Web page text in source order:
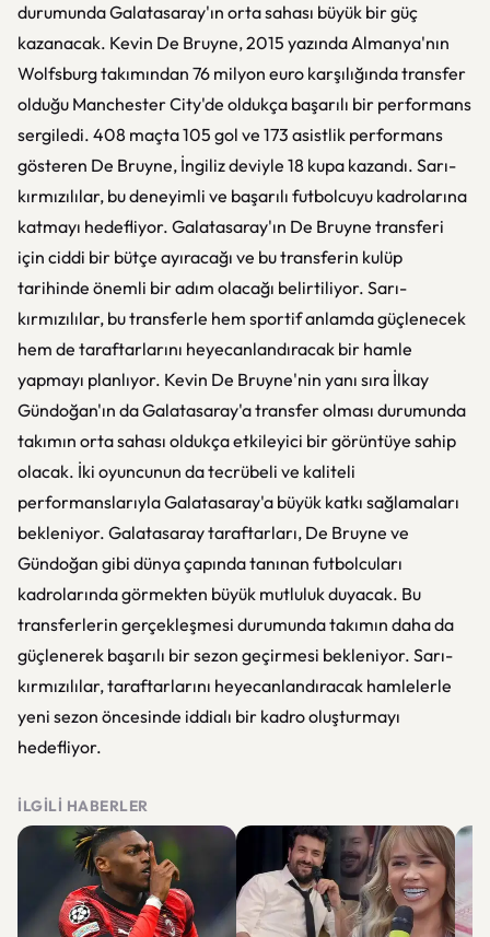
durumunda Galatasaray'ın orta sahası büyük bir güç
kazanacak. Kevin De Bruyne, 2015 yazında Almanya'nın
Wolfsburg takımından 76 milyon euro karşılığında transfer
olduğu Manchester City'de oldukça başarılı bir performans
sergiledi. 408 maçta 105 gol ve 173 asistlik performans
gösteren De Bruyne, İngiliz deviyle 18 kupa kazandı. Sarı-
kırmızılılar, bu deneyimli ve başarılı futbolcuyu kadrolarına
katmayı hedefliyor. Galatasaray'ın De Bruyne transferi
için ciddi bir bütçe ayıracağı ve bu transferin kulüp
tarihinde önemli bir adım olacağı belirtiliyor. Sarı-
kırmızılılar, bu transferle hem sportif anlamda güçlenecek
hem de taraftarlarını heyecanlandıracak bir hamle
yapmayı planlıyor. Kevin De Bruyne'nin yanı sıra İlkay
Gündoğan'ın da Galatasaray'a transfer olması durumunda
takımın orta sahası oldukça etkileyici bir görüntüye sahip
olacak. İki oyuncunun da tecrübeli ve kaliteli
performanslarıyla Galatasaray'a büyük katkı sağlamaları
bekleniyor. Galatasaray taraftarları, De Bruyne ve
Gündoğan gibi dünya çapında tanınan futbolcuları
kadrolarında görmekten büyük mutluluk duyacak. Bu
transferlerin gerçekleşmesi durumunda takımın daha da
güçlenerek başarılı bir sezon geçirmesi bekleniyor. Sarı-
kırmızılılar, taraftarlarını heyecanlandıracak hamlelerle
yeni sezon öncesinde iddialı bir kadro oluşturmayı
hedefliyor.
İLGILI HABERLER